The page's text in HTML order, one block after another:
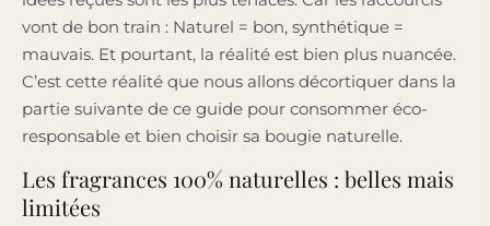
vont de bon train : Naturel = bon, synthétique =
mauvais. Et pourtant, la réalité est bien plus nuancée.
C’est cette réalité que nous allons décortiquer dans la
partie suivante de ce guide pour consommer éco-
responsable et bien choisir sa bougie naturelle.
Les fragrances 100% naturelles : belles mais
limitées